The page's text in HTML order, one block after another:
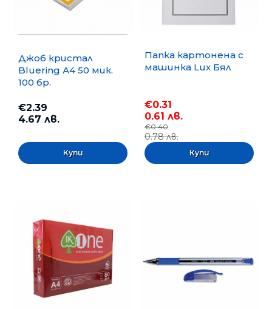
Джоб кристал
Bluering А4 50 мик.
100 бр.
€2.39
4.67 лв.
Папка картонена с
машинка Lux Бял
€0.31
0.61 лв.
€0.40
0.78 лв.